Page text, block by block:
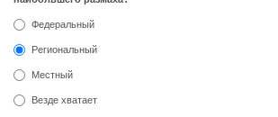
Федеральный
Региональный
Местный
Везде хватает